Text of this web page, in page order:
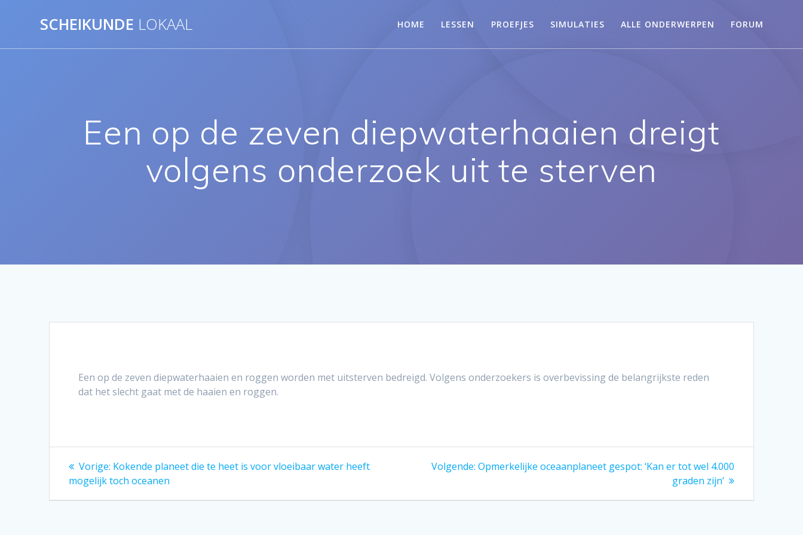
inhoud
SCHEIKUNDE LOKAAL HOME LESSEN PROEFJES SIMULATIES ALLE ONDERWERPEN FORUM
Een op de zeven diepwaterhaaien dreigt
volgens onderzoek uit te sterven
Een op de zeven diepwaterhaaien en roggen worden met uitsterven bedreigd. Volgens onderzoekers is overbevissing de belangrijkste reden
dat het slecht gaat met de haaien en roggen.
Bericht
navigatie
Vorige: Vorig
bericht:
Kokende planeet die te heet is voor vloeibaar water heeft
mogelijk toch oceanen
Volgende: Volgend
Opmerkelijke oceaanplaneet gespot: ‘Kan er tot wel 4.000
graden zijn’